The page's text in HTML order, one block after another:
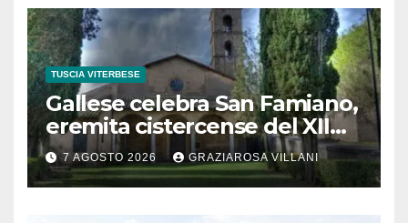
TUSCIA VITERBESE
Gallese celebra San Famiano,
eremita cistercense del XII
secolo
7 AGOSTO 2026 GRAZIAROSA VILLANI